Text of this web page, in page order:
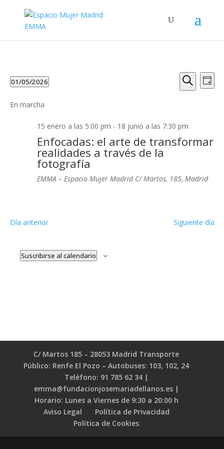
de
vistas
de
Buscarde
Día
01/05/2026
fecha.
En marcha
15 enero a las 5:00 pm - 18 junio a las 7:30 pm
Enfocadas: el arte de transformar
realidades a través de la
fotografía
EMMA – Espacio Mujer Madrid C/ Martos, 185, Madrid
Día anterior Siguiente día
Suscribirse al calendario
C/ Martos 185 – 28053 Madrid Transporte
Público: Renfe El Pozo – Autobuses: 103, 102, 24
Teléfono: 91 785 62 34 |
emma@fundacionjosemariadellanos.es |
Horario: Lunes a Viernes de 9:30 a 20:00 h
Aviso Legal
Política de Privacidad
Política de Cookies